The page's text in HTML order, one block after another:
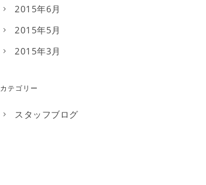
2015年6月
2015年5月
2015年3月
カテゴリー
スタッフブログ